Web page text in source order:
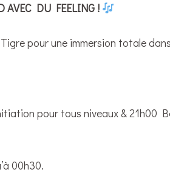
AVEC DU FEELING !
pour une immersion totale
pour tous niveaux & 21h00
00h30.